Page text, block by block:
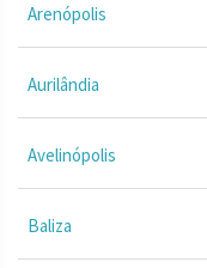
Arenópolis
Aurilândia
Avelinópolis
Baliza